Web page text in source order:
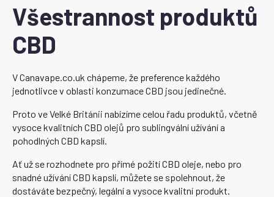
Všestrannost produktů
CBD
V Canavape.co.uk chápeme, že preference každého
jednotlivce v oblasti konzumace CBD jsou jedinečné.
Proto ve Velké Británii nabízíme celou řadu produktů, včetně
vysoce kvalitních CBD olejů pro sublingvální užívání a
pohodlných CBD kapslí.
Ať už se rozhodnete pro přímé požití CBD oleje, nebo pro
snadné užívání CBD kapslí, můžete se spolehnout, že
dostáváte bezpečný, legální a vysoce kvalitní produkt.